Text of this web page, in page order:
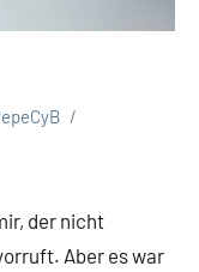
der nicht
Aber es war